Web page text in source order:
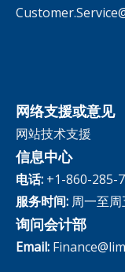
网络支援或意见
网站技术支援
信息中心
电话: +1-860-285-
服务时间: 周一至
询问会计部
Email: